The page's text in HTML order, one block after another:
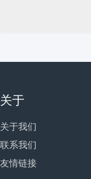
关于
关于我们
联系我们
友情链接